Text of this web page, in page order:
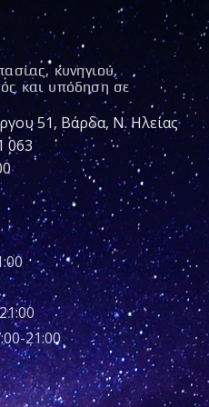
κυνηγιού,
και υπόδηση σε
51, Βάρδα, Ν. Ηλείας
063
21:00